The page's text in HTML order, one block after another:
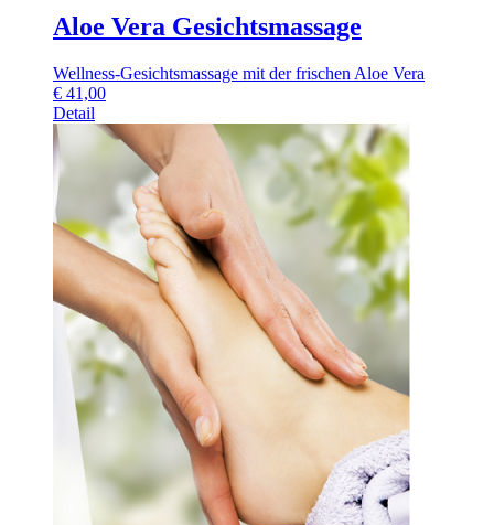
Aloe Vera Gesichtsmassage
Wellness-Gesichtsmassage mit der frischen Aloe Vera
€ 41,00
Detail